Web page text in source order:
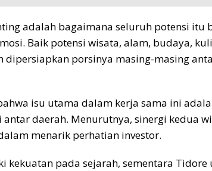
adalah bagaimana seluruh potensi itu
Baik potensi wisata, alam, budaya,
dipersiapkan porsinya masing-masing
isu utama dalam kerja sama ini
daerah. Menurutnya, sinergi kedua
menarik perhatian investor.
kekuatan pada sejarah, sementara